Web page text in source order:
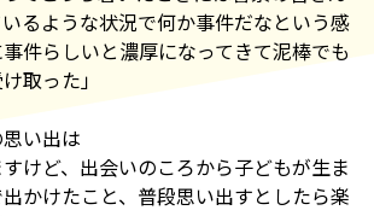
るような状況で何か事件だなという感
件らしいと濃厚になってきて泥棒でも
取った」
い出は
すけど、出会いのころから子どもが生ま
かけたこと、普段思い出すとしたら楽